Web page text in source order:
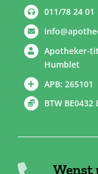
011/78 24 01
Apotheker-
Humblet
APB: 265101
BTW BE0432
Wenst